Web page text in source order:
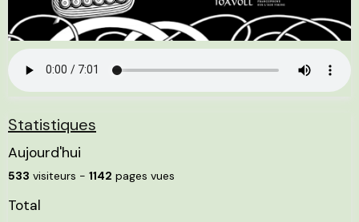
Statistiques
Aujourd'hui
533 visiteurs - 1142 pages vues
Total